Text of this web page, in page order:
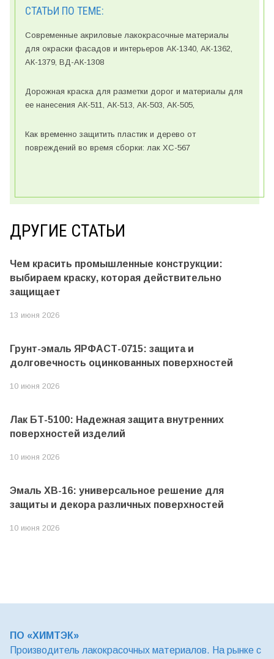
СТАТЬИ ПО ТЕМЕ:
Современные акриловые лакокрасочные материалы
для окраски фасадов и интерьеров АК-1340, АК-1362,
АК-1379, ВД-АК-1308
Дорожная краска для разметки дорог и материалы для
ее нанесения АК-511, АК-513, АК-503, АК-505,
Как временно защитить пластик и дерево от
повреждений во время сборки: лак ХС-567
ДРУГИЕ СТАТЬИ
Чем красить промышленные конструкции:
выбираем краску, которая действительно
защищает
13 июня 2026
Грунт-эмаль ЯРФАСТ-0715: защита и
долговечность оцинкованных поверхностей
10 июня 2026
Лак БТ-5100: Надежная защита внутренних
поверхностей изделий
10 июня 2026
Эмаль ХВ-16: универсальное решение для
защиты и декора различных поверхностей
10 июня 2026
ПО «ХИМТЭК»
Производитель лакокрасочных материалов. На рынке с